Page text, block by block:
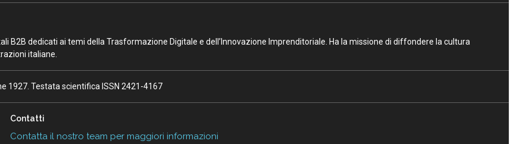
B2B dedicati ai temi della Trasformazione Digitale e dell’Innovazione Imprenditoriale. Ha la missione di diffondere la cultura
italiane.
1927. Testata scientifica ISSN 2421-4167
Contatti
Contatta il nostro team per maggiori informazioni